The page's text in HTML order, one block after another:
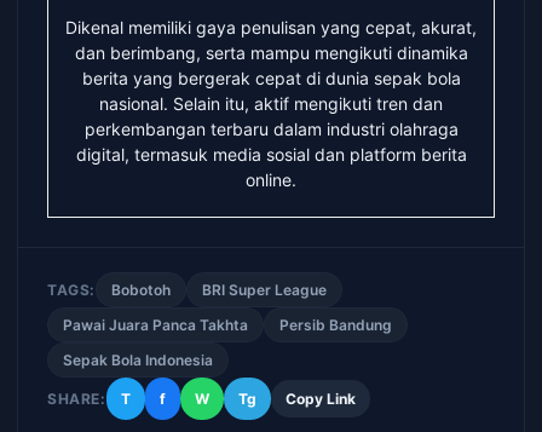
Dikenal memiliki gaya penulisan yang cepat, akurat,
dan berimbang, serta mampu mengikuti dinamika
berita yang bergerak cepat di dunia sepak bola
nasional. Selain itu, aktif mengikuti tren dan
perkembangan terbaru dalam industri olahraga
digital, termasuk media sosial dan platform berita
online.
TAGS: Bobotoh
BRI Super League
Pawai Juara Panca Takhta
Persib Bandung
Sepak Bola Indonesia
SHARE: T f W Tg Copy Link